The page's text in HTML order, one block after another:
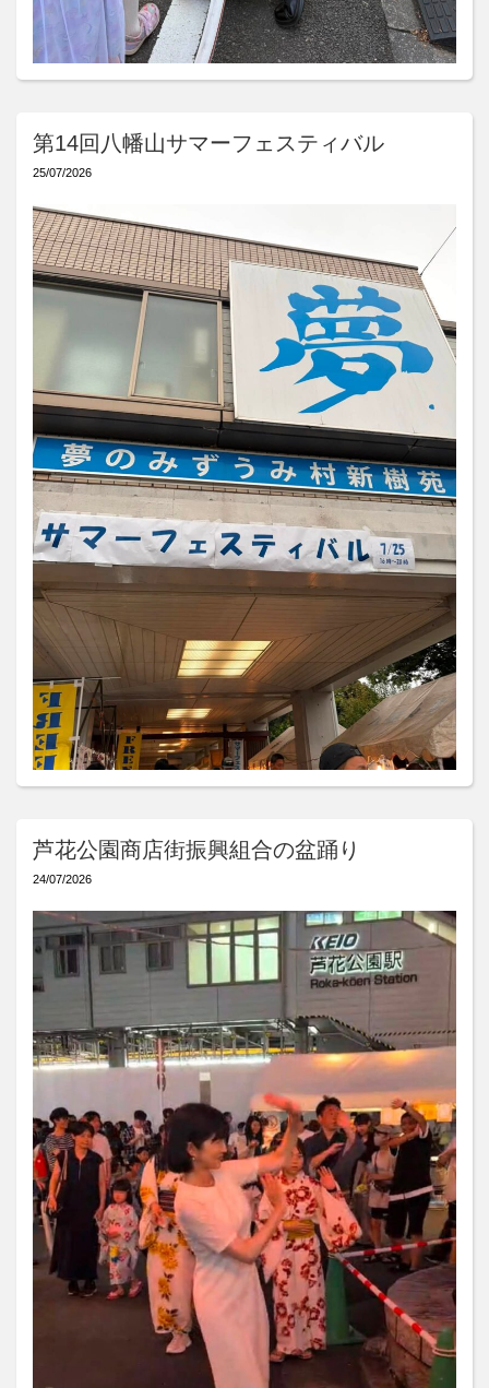
第14回八幡山サマーフェスティバル
25/07/2026
芦花公園商店街振興組合の盆踊り
24/07/2026